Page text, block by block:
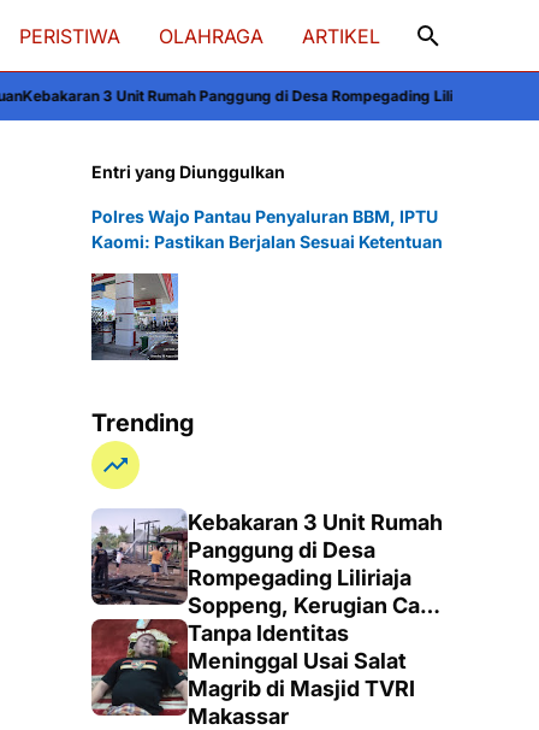
PERISTIWA OLAHRAGA ARTIKEL
Panggung di Desa Rompegading Liliriaja Soppeng, Kerugian Capai
Entri yang Diunggulkan
Polres Wajo Pantau Penyaluran BBM, IPTU
Kaomi: Pastikan Berjalan Sesuai Ketentuan
Trending
Kebakaran 3 Unit Rumah
Panggung di Desa
Rompegading Liliriaja
Soppeng, Kerugian Capai
Rp300 Juta
Tanpa Identitas
Meninggal Usai Salat
Magrib di Masjid TVRI
Makassar